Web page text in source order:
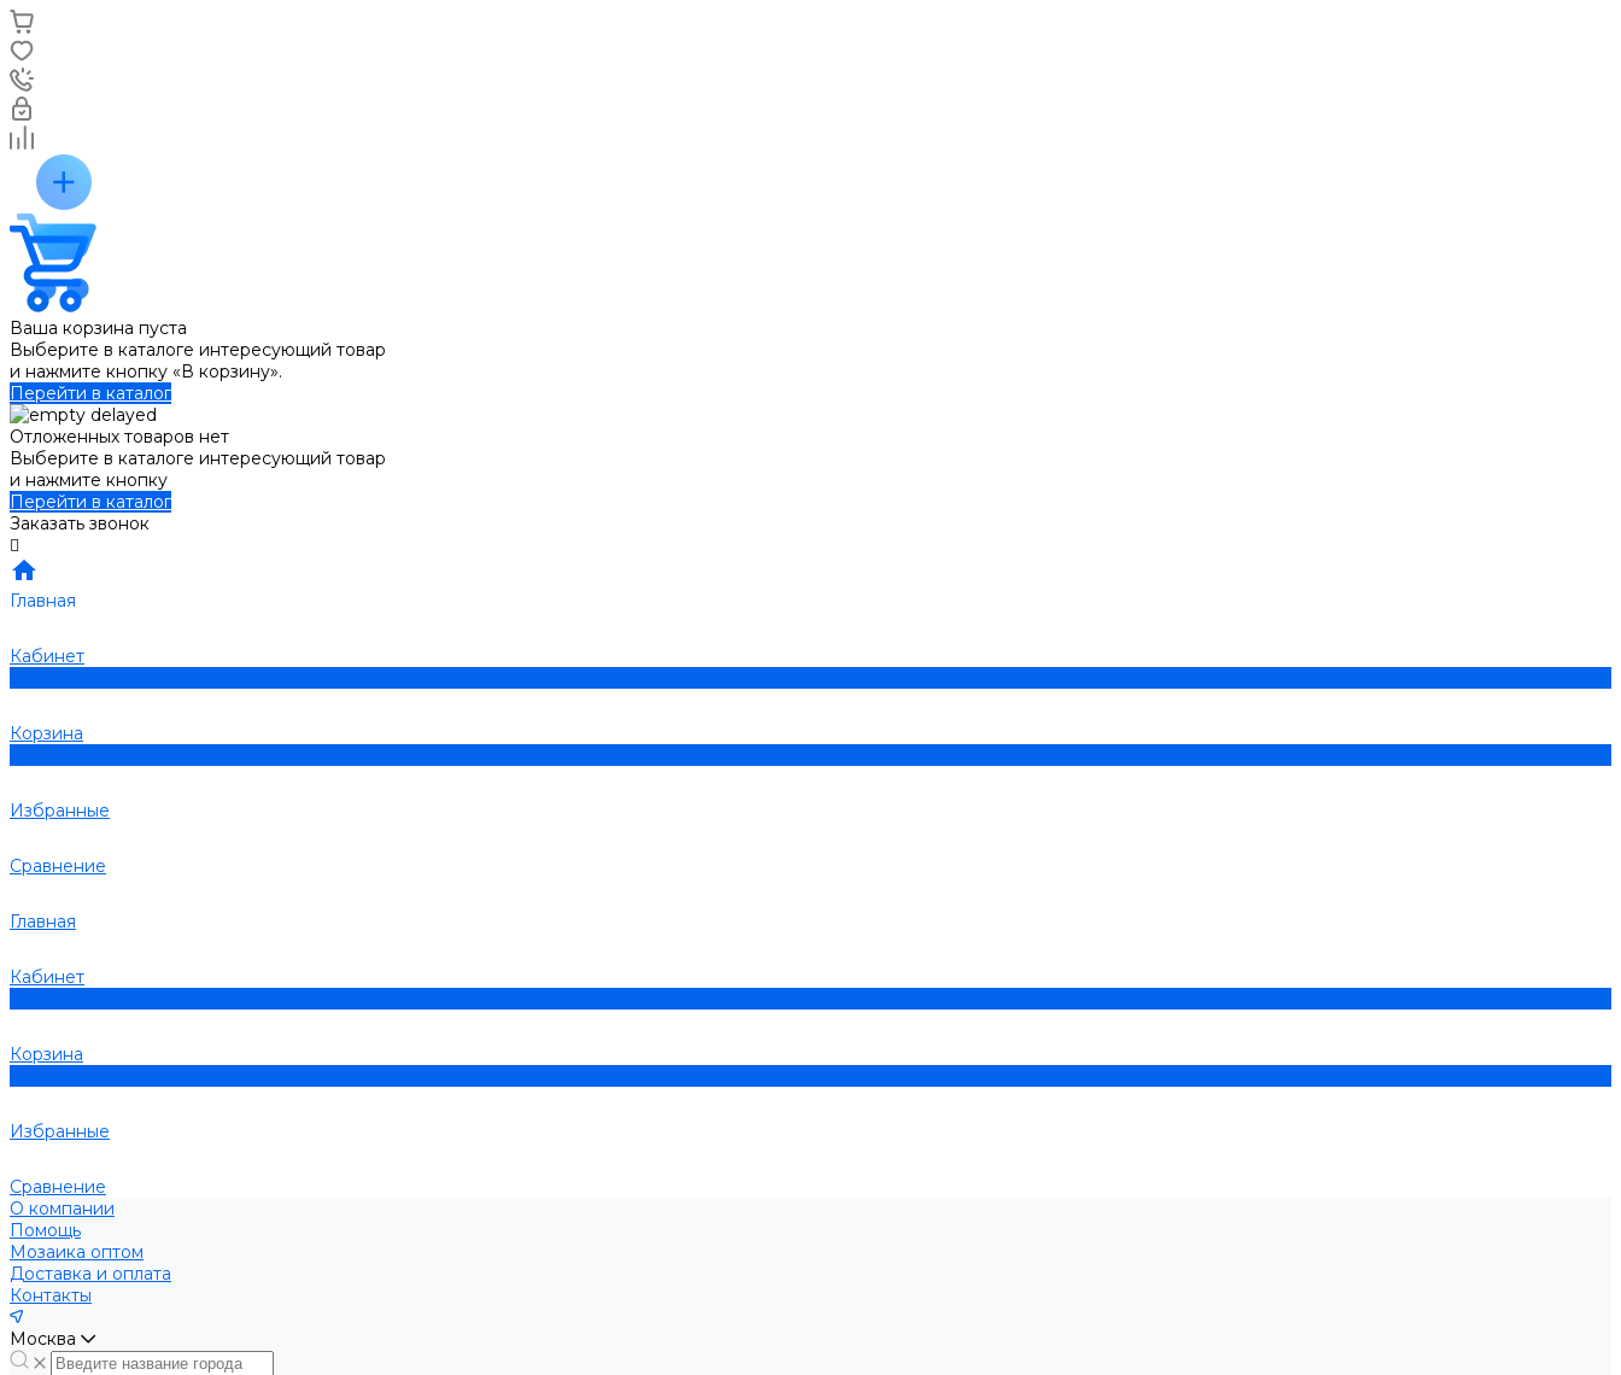
Ваша корзина пуста
Выберите в каталоге интересующий товар
и нажмите кнопку «В корзину».
Перейти в каталог
Отложенных товаров нет
Выберите в каталоге интересующий товар
и нажмите кнопку
Перейти в каталог
Заказать звонок
Главная
Кабинет
Корзина
Избранные
Сравнение
Главная
Кабинет
Корзина
Избранные
Сравнение
О компании
Помощь
Мозаика оптом
Доставка и оплата
Контакты
Москва